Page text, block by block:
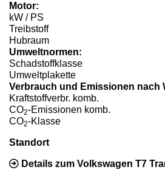
Motor:
kW / PS
Treibstoff
Hubraum
Umweltnormen:
Schadstoffklasse
Umweltplakette
Verbrauch und Emissionen nach
Kraftstoffverbr. komb.
CO2-Emissionen komb.
CO2-Klasse
Standort
Details zum Volkswagen T7